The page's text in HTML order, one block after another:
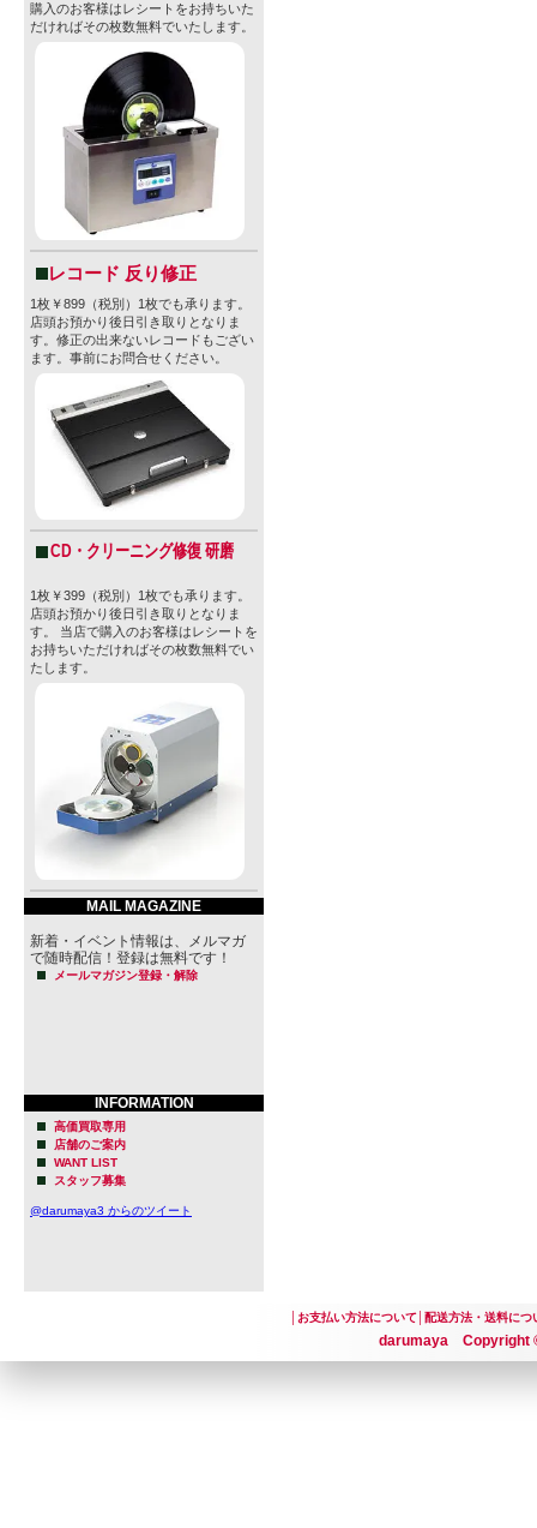
購入のお客様はレシートをお持ちいた
だければその枚数無料でいたします。
レコード 反り修正
1枚￥899（税別）1枚でも承ります。
店頭お預かり後日引き取りとなりま
す。修正の出来ないレコードもござい
ます。事前にお問合せください。
CD・クリーニング修復 研磨
1枚￥399（税別）1枚でも承ります。
店頭お預かり後日引き取りとなりま
す。 当店で購入のお客様はレシートを
お持ちいただければその枚数無料でい
たします。
MAIL MAGAZINE
新着・イベント情報は、メルマガ
で随時配信！登録は無料です！
メールマガジン登録・解除
INFORMATION
高価買取専用
店舗のご案内
WANT LIST
スタッフ募集
@darumaya3 からのツイート
お支払い方法について│ 配送方法・送料につ
darumaya Copyright